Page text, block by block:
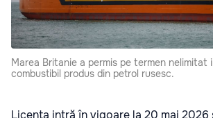
Marea Britanie a permis pe termen nelimitat
combustibil produs din petrol rusesc.
Licența intră în vigoare la 20 mai 2026